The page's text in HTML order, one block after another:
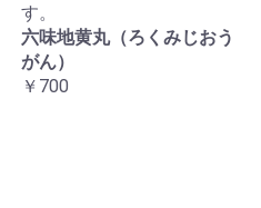
す。
六味地黄丸（ろくみじおう
がん）
￥700